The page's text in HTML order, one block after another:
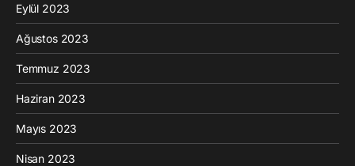
Eylül 2023
Ağustos 2023
Temmuz 2023
Haziran 2023
Mayıs 2023
Nisan 2023